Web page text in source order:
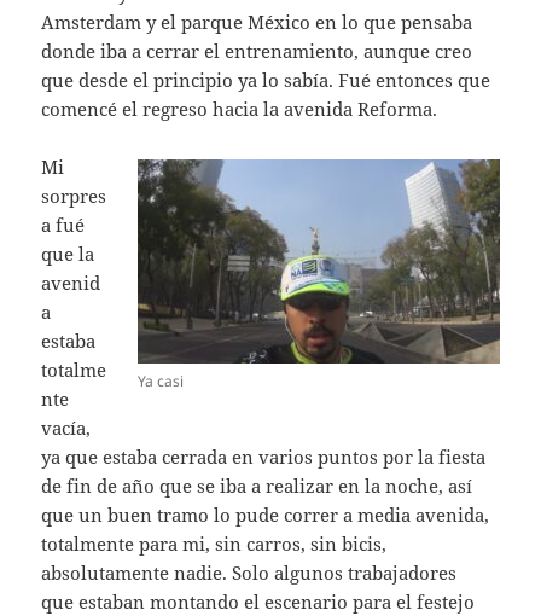
Amsterdam y el parque México en lo que pensaba
donde iba a cerrar el entrenamiento, aunque creo
que desde el principio ya lo sabía. Fué entonces que
comencé el regreso hacia la avenida Reforma.
Ya casi
Mi
sorpres
a fué
que la
avenid
a
estaba
totalme
nte
vacía,
ya que estaba cerrada en varios puntos por la fiesta
de fin de año que se iba a realizar en la noche, así
que un buen tramo lo pude correr a media avenida,
totalmente para mi, sin carros, sin bicis,
absolutamente nadie. Solo algunos trabajadores
que estaban montando el escenario para el festejo